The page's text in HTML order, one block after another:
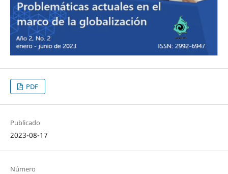
PDF
Publicado
2023-08-17
Número